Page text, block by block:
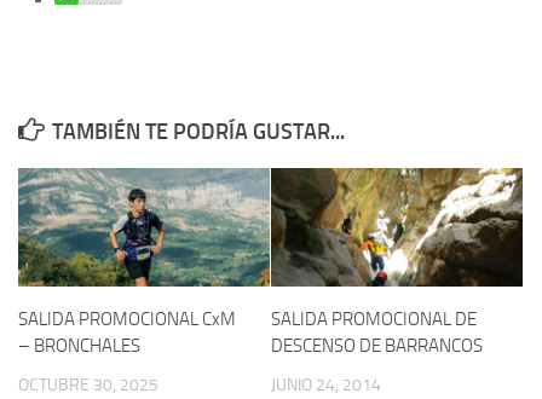
TAMBIÉN TE PODRÍA GUSTAR...
SALIDA PROMOCIONAL CxM
– BRONCHALES
OCTUBRE 30, 2025
SALIDA PROMOCIONAL DE
DESCENSO DE BARRANCOS
JUNIO 24, 2014